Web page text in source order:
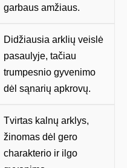
garbaus amžiaus.
Didžiausia arklių veislė
pasaulyje, tačiau
trumpesnio gyvenimo
dėl sąnarių apkrovų.
Tvirtas kalnų arklys,
žinomas dėl gero
charakterio ir ilgo